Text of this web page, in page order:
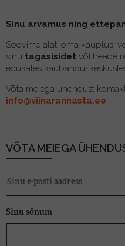
Sinu arvamus ning
Soovime alati oma kauplusi
sinu tagasisidet või heade
edukates
Võta meiega ühendust
info@viinarannasta.ee
VÕTA MEIEGA
Sinu sõnum